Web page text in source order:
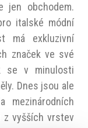
jen obchodem.
italské módní
má exkluzivní
značek ve své
se v minulosti
Dnes jsou ale
mezinárodních
vyšších vrstev